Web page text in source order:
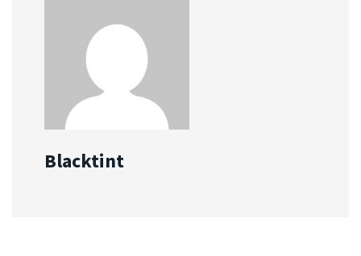
Blacktint